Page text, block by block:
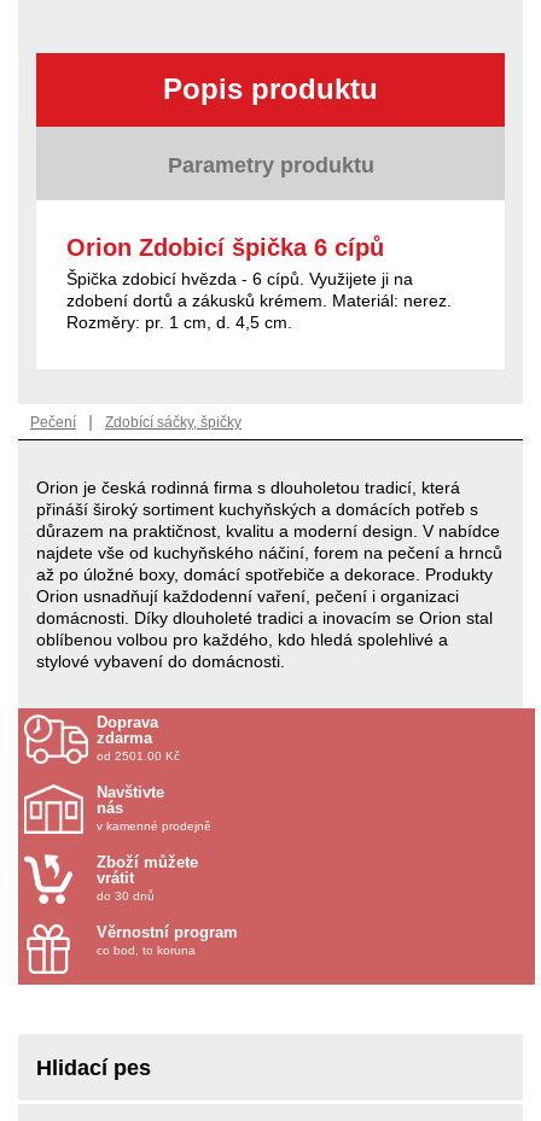
Popis produktu
Parametry produktu
Orion Zdobicí špička 6 cípů
Špička zdobicí hvězda - 6 cípů. Využijete ji na
zdobení dortů a zákusků krémem. Materiál: nerez.
Rozměry: pr. 1 cm, d. 4,5 cm.
Pečení | Zdobící sáčky, špičky
Orion je česká rodinná firma s dlouholetou tradicí, která
přináší široký sortiment kuchyňských a domácích potřeb s
důrazem na praktičnost, kvalitu a moderní design. V nabídce
najdete vše od kuchyňského náčiní, forem na pečení a hrnců
až po úložné boxy, domácí spotřebiče a dekorace. Produkty
Orion usnadňují každodenní vaření, pečení i organizaci
domácnosti. Díky dlouholeté tradici a inovacím se Orion stal
oblíbenou volbou pro každého, kdo hledá spolehlivé a
stylové vybavení do domácnosti.
Doprava
zdarma
od 2501.00 Kč
Navštivte
nás
v kamenné prodejně
Zboží můžete
vrátit
do 30 dnů
Věrnostní program
co bod, to koruna
Hlidací pes